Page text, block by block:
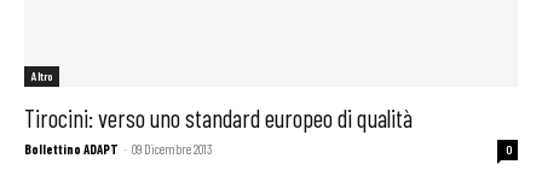
Altro
Tirocini: verso uno standard europeo di qualità
Bollettino ADAPT - 09 Dicembre 2013 0